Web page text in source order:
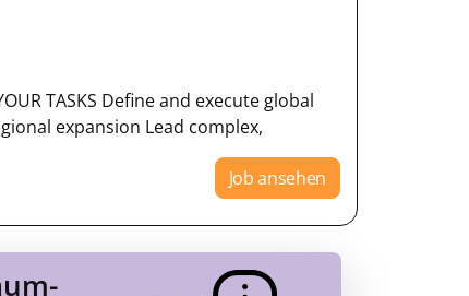
TASKS Define and execute global
expansion Lead complex,
Job ansehen